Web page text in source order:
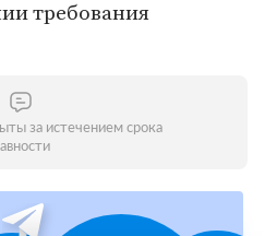
требования
за истечением срока